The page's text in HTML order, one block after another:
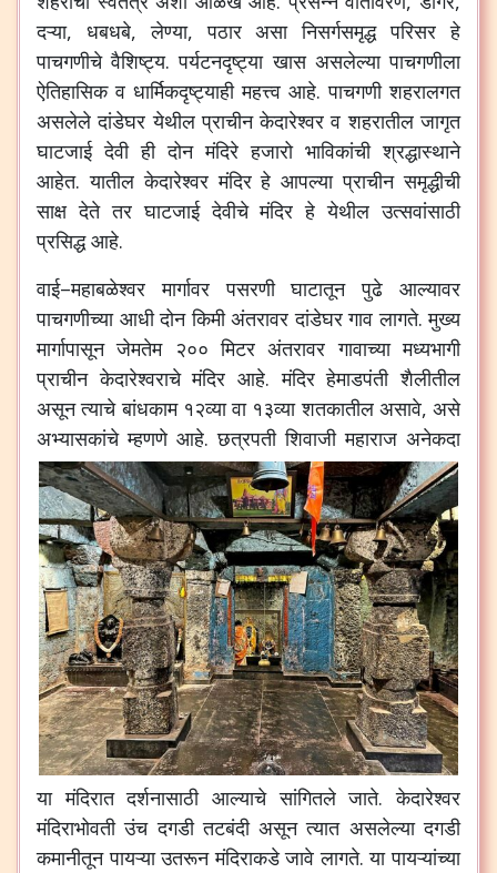
दऱ्या, धबधबे,लेण्या,पठार असा निसर्गसमृद्ध परिसर हे
पाचगणीचे वैशिष्ट्य.पर्यटनदृष्ट्या खास असलेल्या पाचगणीला
ऐतिहासिक व धार्मिकदृष्ट्याही महत्त्व आहे.पाचगणी शहरालगत
असलेले दांडेघर येथील प्राचीन केदारेश्वर व शहरातील जागृत
घाटजाई देवी ही दोन मंदिरे हजारो भाविकांची श्रद्धास्थाने
आहेत.यातील केदारेश्वर मंदिर हे आपल्या प्राचीन समृद्धीची
साक्ष देते तर घाटजाई देवीचे मंदिर हे येथील उत्सवांसाठी
प्रसिद्ध आहे.
वाई–महाबळेश्वर मार्गावर पसरणी घाटातून पुढे
आल्यावर
पाचगणीच्या आधी दोन किमी अंतरावर दांडेघर गाव लागते.मुख्य
मार्गापासून जेमतेम २०० मिटर अंतरावर गावाच्या मध्यभागी
प्राचीन केदारेश्वराचे मंदिर आहे.मंदिर हेमाडपंती शैलीतील
असून त्याचे बांधकाम १२व्या वा १३व्या शतकातील असावे, असे
अभ्यासकांचे म्हणणे आहे.छत्रपती शिवाजी महाराज अनेकदा
या मंदिरात दर्शनासाठी आल्याचे सांगितले जाते.केदारेश्वर
मंदिराभोवती उंच दगडी तटबंदी असून त्यात असलेल्या दगडी
कमानीतून पायऱ्या उतरून मंदिराकडे जावे लागते.या पायऱ्यांच्या